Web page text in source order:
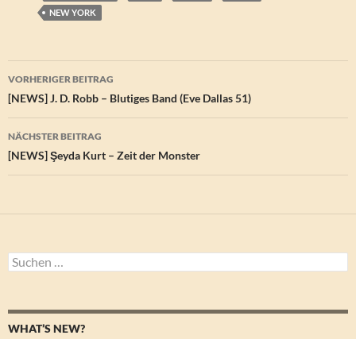
NEW YORK
Beitragsnavigation
VORHERIGER BEITRAG
[NEWS] J. D. Robb – Blutiges Band (Eve Dallas 51)
NÄCHSTER BEITRAG
[NEWS] Şeyda Kurt – Zeit der Monster
Suchen
nach:
WHAT’S NEW?